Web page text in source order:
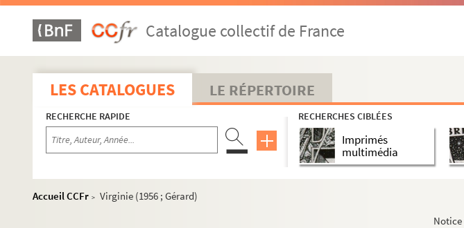
Catalogue collectif de France
LES CATALOGUES LE RÉPERTOIRE
RECHERCHE RAPIDE RECHERCHES CIBLÉES
Imprimés
multimédia
Accueil CCFr > Virginie (1956 ; Gérard)
Notice
Dona Rosita (1952 ; Régy)
L'amant jaloux (1952 ; Beckmans)
Les voitures versées (1952 ; Beckmans)
Les bras en croix (1952 ; Vernier)
La clef des songes (1952 ; Etchevery)
Le temps nous a (1952 ; Aumont)